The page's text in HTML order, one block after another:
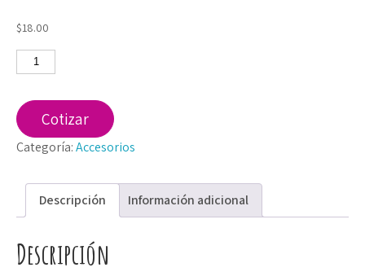
$18.00
Orejas
de
conejo
luminosas
cantidad
Cotizar
Categoría:Accesorios
Descripción Información adicional
Descripción